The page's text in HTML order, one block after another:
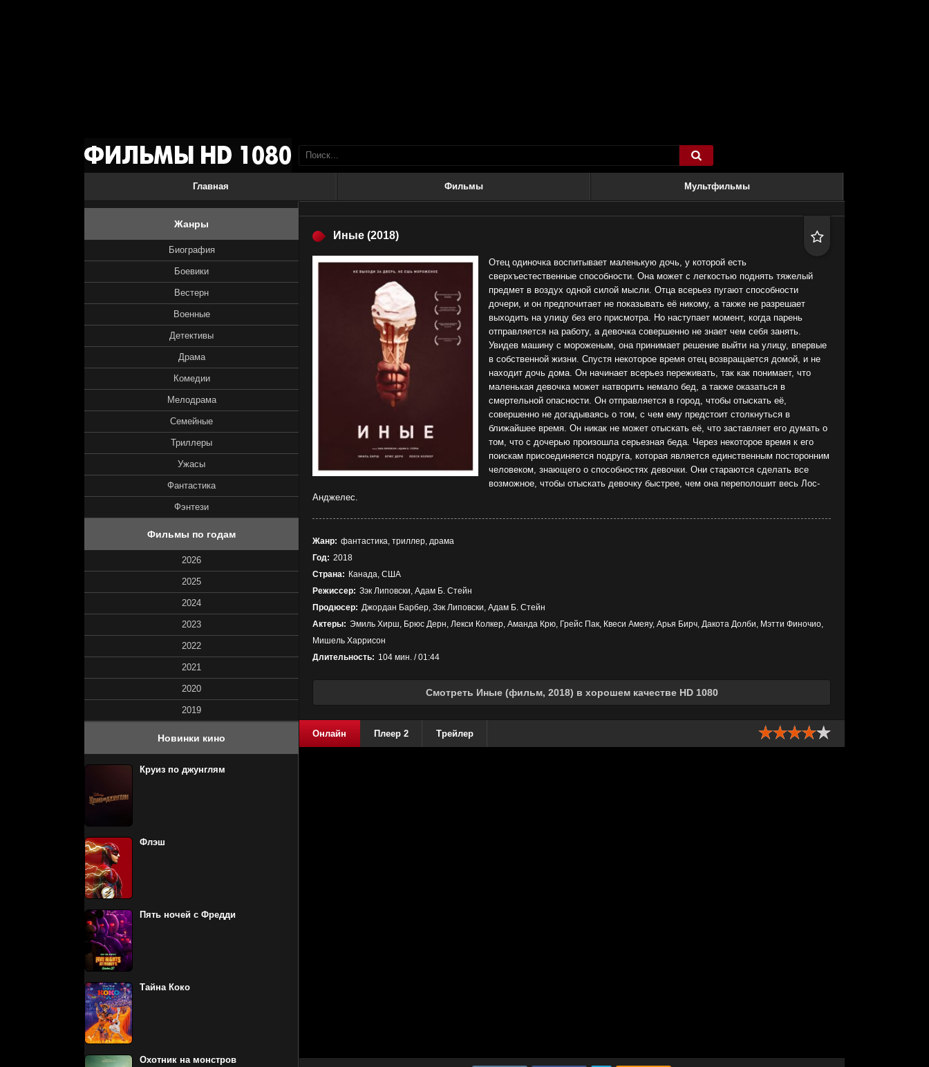

Главная Фильмы Мультфильмы
Иные (2018) 
Отец одиночка воспитывает маленькую дочь, у которой есть
сверхъестественные способности. Она может с легкостью поднять тяжелый
предмет в воздух одной силой мысли. Отца всерьез пугают способности
дочери, и он предпочитает не показывать её никому, а также не разрешает
выходить на улицу без его присмотра. Но наступает момент, когда парень
отправляется на работу, а девочка совершенно не знает чем себя занять.
Увидев машину с мороженым, она принимает решение выйти на улицу, впервые
в собственной жизни. Спустя некоторое время отец возвращается домой, и не
находит дочь дома. Он начинает всерьез переживать, так как понимает, что
маленькая девочка может натворить немало бед, а также оказаться в
смертельной опасности. Он отправляется в город, чтобы отыскать её,
совершенно не догадываясь о том, с чем ему предстоит столкнуться в
ближайшее время. Он никак не может отыскать её, что заставляет его думать о
том, что с дочерью произошла серьезная беда. Через некоторое время к его
поискам присоединяется подруга, которая является единственным посторонним
человеком, знающего о способностях девочки. Они стараются сделать все
возможное, чтобы отыскать девочку быстрее, чем она переполошит весь Лос-
Анджелес.
Жанр: фантастика, триллер, драма
Год: 2018
Страна: Канада, США
Режиссер: Зэк Липовски, Адам Б. Стейн
Продюсер: Джордан Барбер, Зэк Липовски, Адам Б. Стейн
Актеры: Эмиль Хирш, Брюс Дерн, Лекси Колкер, Аманда Крю, Грейс Пак, Квеси Амеяу, Арья Бирч, Дакота Долби, Мэтти Финочио,
Мишель Харрисон
Длительность: 104 мин. / 01:44
Смотреть Иные (фильм, 2018) в хорошем качестве HD 1080
Онлайн Плеер 2 Трейлер
Жанры
Биография
Боевики
Вестерн
Военные
Детективы
Драма
Комедии
Мелодрама
Семейные
Триллеры
Ужасы
Фантастика
Фэнтези
Фильмы по годам
2026
2025
2024
2023
2022
2021
2020
2019
Новинки кино
Круиз по джунглям
Флэш
Пять ночей с Фредди
Тайна Коко
Охотник на монстров